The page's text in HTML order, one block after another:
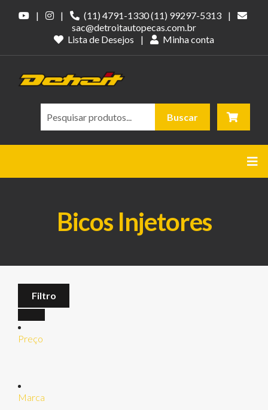
| | (11) 4791-1330(11) 99297-5313
|
sac@detroitautopecas.com.br
Lista de Desejos
| Minha conta
Buscar
Bicos Injetores
Filtro
Preço
Marca